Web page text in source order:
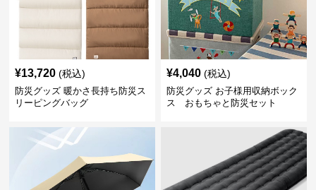
¥13,720 (税込)
防災グッズ 暖かさ長持ち防災ス
リーピングバッグ
¥4,040 (税込)
防災グッズ お子様用収納ボック
ス おもちゃと防災セット